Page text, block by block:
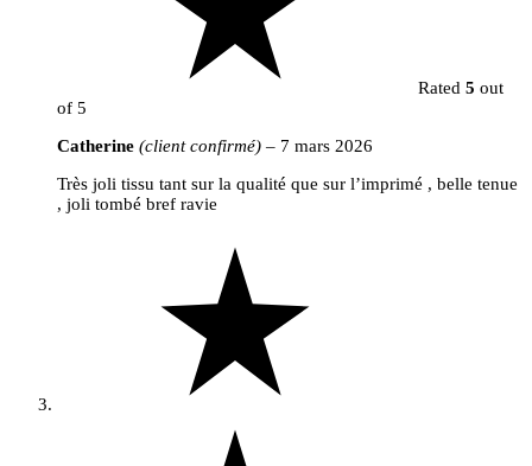
Rated 5 out
of 5
Catherine (client confirmé) – 7 mars 2026
Très joli tissu tant sur la qualité que sur l’imprimé , belle tenue
, joli tombé bref ravie